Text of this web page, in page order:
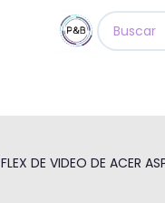
FLEX DE VIDEO DE ACER